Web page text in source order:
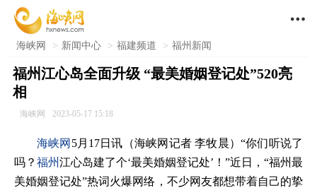

海峡网 > 新闻中心 > 福建频道 > 福州新闻
福州江心岛全面升级 “最美婚姻登记处”520亮
相
海峡网 2023-05-17 15:18
海峡网 5月17日讯（海峡网记者 李牧晨）“你们听说了
吗？ 福州江心岛建了个‘最美婚姻登记处’！”近日，“福州最
美婚姻登记处”热词火爆网络，不少网友都想带着自己的挚